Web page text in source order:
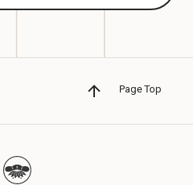
Page Top